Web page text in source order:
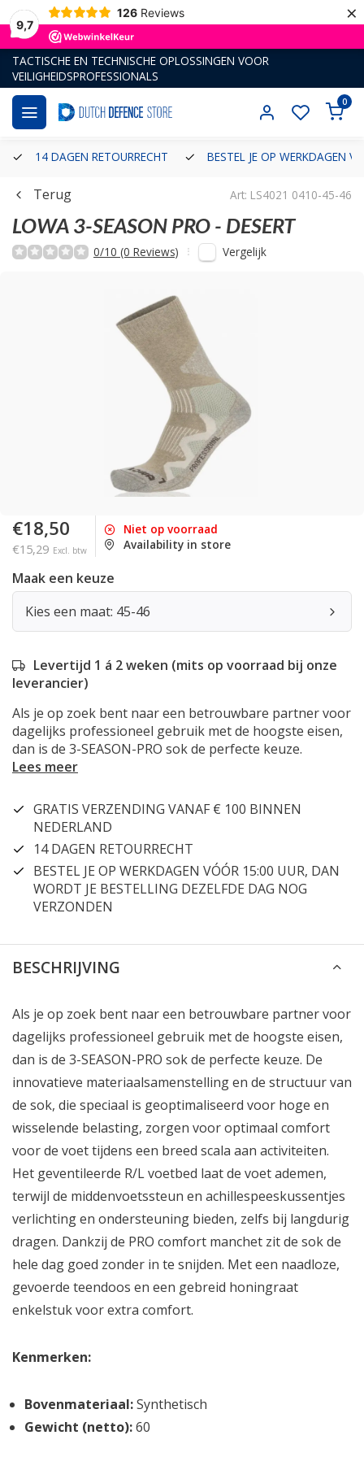
9,7
126 Reviews ×
TACTISCHE EN TECHNISCHE OPLOSSINGEN VOOR
VEILIGHEIDSPROFESSIONALS
0
14 DAGEN RETOURRECHT BESTEL JE OP WERKDAGEN
Terug Art: LS4021 0410-45-46
LOWA 3-SEASON PRO - DESERT
0/10 (0 Reviews) Vergelijk
€18,50
€15,29 Excl. btw
Niet op voorraad
Availability in store
Maak een keuze
Kies een maat: 45-46
Levertijd 1 á 2 weken (mits op voorraad bij onze
leverancier)
Als je op zoek bent naar een betrouwbare partner voor
dagelijks professioneel gebruik met de hoogste eisen,
dan is de 3-SEASON-PRO sok de perfecte keuze.
Lees meer
GRATIS VERZENDING VANAF € 100 BINNEN
NEDERLAND
14 DAGEN RETOURRECHT
BESTEL JE OP WERKDAGEN VÓÓR 15:00 UUR, DAN
WORDT JE BESTELLING DEZELFDE DAG NOG
VERZONDEN
BESCHRIJVING
Als je op zoek bent naar een betrouwbare partner voor
dagelijks professioneel gebruik met de hoogste eisen,
dan is de 3-SEASON-PRO sok de perfecte keuze. De
innovatieve materiaalsamenstelling en de structuur van
de sok, die speciaal is geoptimaliseerd voor hoge en
wisselende belasting, zorgen voor optimaal comfort
voor de voet tijdens een breed scala aan activiteiten.
Het geventileerde R/L voetbed laat de voet ademen,
terwijl de middenvoetssteun en achillespeeskussentjes
verlichting en ondersteuning bieden, zelfs bij langdurig
dragen. Dankzij de PRO comfort manchet zit de sok de
hele dag goed zonder in te snijden. Met een naadloze,
gevoerde teendoos en een gebreid honingraat
enkelstuk voor extra comfort.
Kenmerken:
Bovenmateriaal:Synthetisch
Gewicht (netto):60